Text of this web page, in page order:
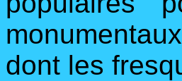
dont les